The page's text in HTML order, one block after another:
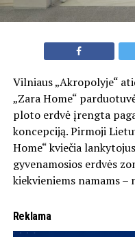
Vilniaus „Akropolyje“
„Zara Home“
ploto erdvė įrengta
koncepciją. Pirmoji
Home“ kviečia
gyvenamosios erdvės
kiekvieniems namams
Reklama